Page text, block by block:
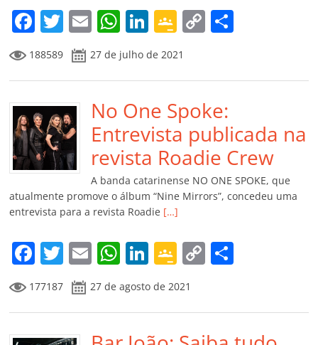
m
F
a
c
e
b
o
o
k
T
w
itt
er
E
m
ai
l
W
h
at
s
A
p
p
Li
n
k
e
dI
n
G
o
o
gl
e
Cl
a
ss
ro
o
m
C
y
Li
n
k
p
til
h
ar
188589 27 de julho de 2021
No One Spoke:
Entrevista publicada na
revista Roadie Crew
A banda catarinense NO ONE SPOKE, que
atualmente promove o álbum “Nine Mirrors”, concedeu uma
entrevista para a revista Roadie […]
F
a
c
e
T
w
itt
er
E
m
ai
l
W
at
s
Li
n
k
e
G
o
o
gl
C
y p
177187 27 de agosto de 2021